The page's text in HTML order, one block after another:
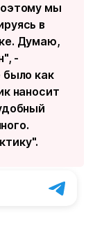
мы
в
Думаю,
-
было как
наносит